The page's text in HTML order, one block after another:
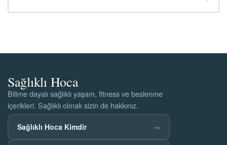
Sağlıklı Hoca
Bilime dayalı sağlıklı yaşam, fitness ve beslenme
içerikleri. Sağlıklı olmak sizin de hakkınız.
Sağlıklı Hoca Kimdir →